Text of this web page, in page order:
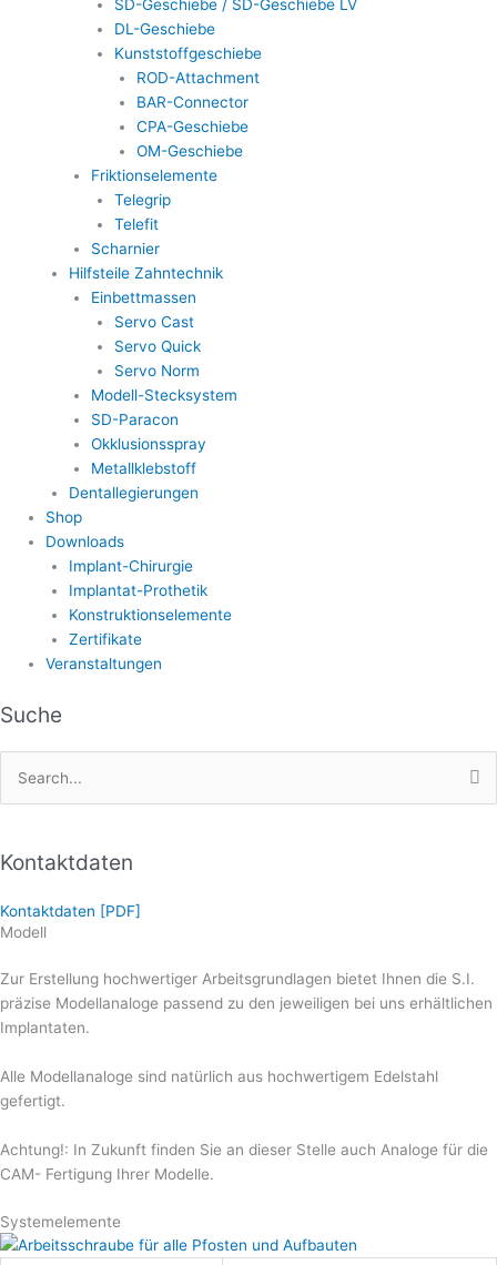
SD-Geschiebe / SD-Geschiebe LV
DL-Geschiebe
Kunststoffgeschiebe
ROD-Attachment
BAR-Connector
CPA-Geschiebe
OM-Geschiebe
Friktionselemente
Telegrip
Telefit
Scharnier
Hilfsteile Zahntechnik
Einbettmassen
Servo Cast
Servo Quick
Servo Norm
Modell-Stecksystem
SD-Paracon
Okklusionsspray
Metallklebstoff
Dentallegierungen
Shop
Downloads
Implant-Chirurgie
Implantat-Prothetik
Konstruktionselemente
Zertifikate
Veranstaltungen
Suche
Search
for:
Kontaktdaten
Kontaktdaten [PDF]
Modell
Zur Erstellung hochwertiger Arbeitsgrundlagen bietet Ihnen die S.I.
präzise Modellanaloge passend zu den jeweiligen bei uns erhältlichen
Implantaten.
Alle Modellanaloge sind natürlich aus hochwertigem Edelstahl
gefertigt.
Achtung!: In Zukunft finden Sie an dieser Stelle auch Analoge für die
CAM- Fertigung Ihrer Modelle.
Systemelemente